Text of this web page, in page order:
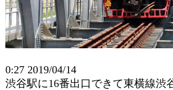
0:27 2019/04/14
渋谷駅に16番出口できて東横線渋